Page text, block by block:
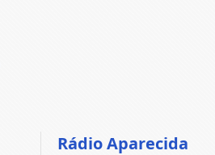
Rádio Aparecida